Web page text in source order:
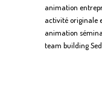
animation
activité originale
animation
team building